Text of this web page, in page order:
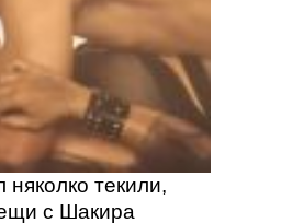
текили,
с Шакира